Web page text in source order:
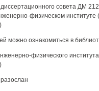
совета ДМ
физическом институте
можно ознакомиться в
физического